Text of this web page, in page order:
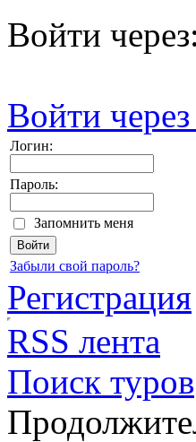
Войти через:
Войти
Логин:
Пароль:
Запомнить меня
Забыли свой пароль?
Регистрация
RSS лента
Поиск туров